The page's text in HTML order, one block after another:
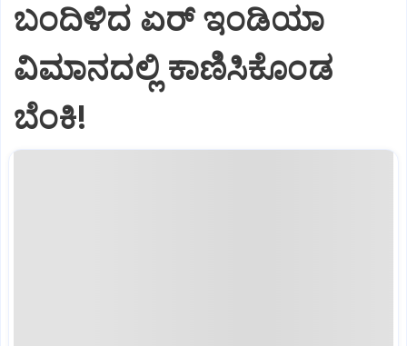
ಬಂದಿಳಿದ ಏರ್‌ ಇಂಡಿಯಾ
ವಿಮಾನದಲ್ಲಿ ಕಾಣಿಸಿಕೊಂಡ
ಬೆಂಕಿ!